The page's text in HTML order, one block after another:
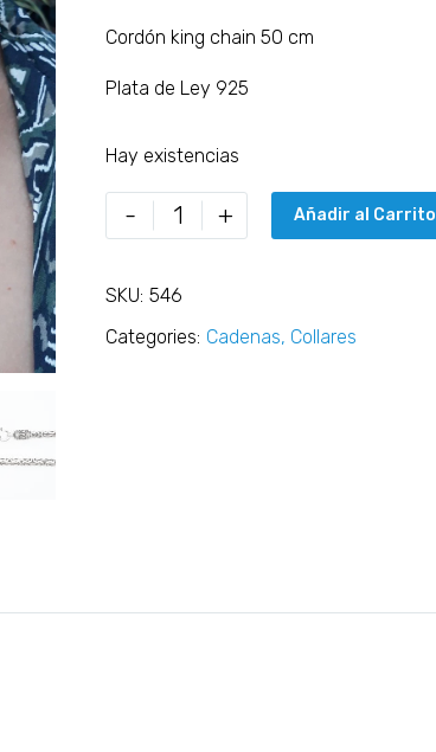
Cordón king chain 50 cm
Plata de Ley 925
Hay existencias
- + Añadir al Carrito
SKU: 546
Categories: Cadenas, Collares